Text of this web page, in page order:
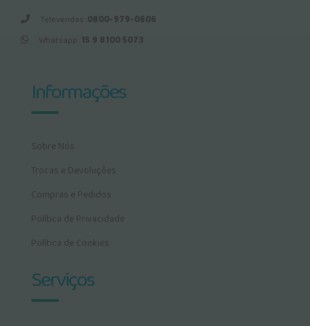
Televendas: 0800-979-0606
Whatsapp: 15 9 8100 5073
Informações
Sobre Nós
Trocas e Devoluções
Compras e Pedidos
Política de Privacidade
Política de Cookies
Serviços